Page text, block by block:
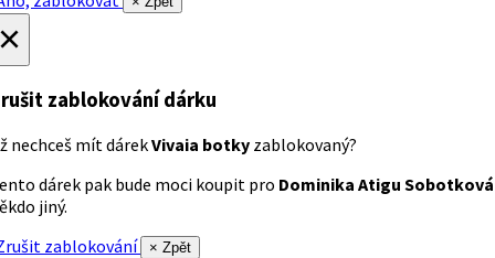
zablokování dárku
nechceš mít dárekVivaia botky zablokovaný?
dárek pak bude moci koupit pro Dominika Atigu Sobotková
jiný.
zablokování
× Zpět